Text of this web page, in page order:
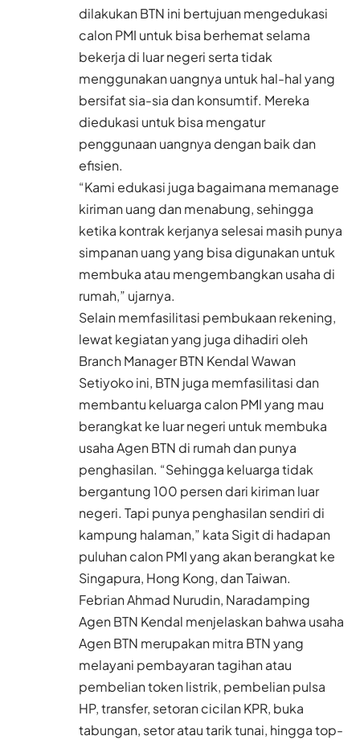
dilakukan BTN ini bertujuan mengedukasi
calon PMI untuk bisa berhemat selama
bekerja di luar negeri serta tidak
menggunakan uangnya untuk hal-hal yang
bersifat sia-sia dan konsumtif. Mereka
diedukasi untuk bisa mengatur
penggunaan uangnya dengan baik dan
efisien.
“Kami edukasi juga bagaimana memanage
kiriman uang dan menabung, sehingga
ketika kontrak kerjanya selesai masih punya
simpanan uang yang bisa digunakan untuk
membuka atau mengembangkan usaha di
rumah,” ujarnya.
Selain memfasilitasi pembukaan rekening,
lewat kegiatan yang juga dihadiri oleh
Branch Manager BTN Kendal Wawan
Setiyoko ini, BTN juga memfasilitasi dan
membantu keluarga calon PMI yang mau
berangkat ke luar negeri untuk membuka
usaha Agen BTN di rumah dan punya
penghasilan. “Sehingga keluarga tidak
bergantung 100 persen dari kiriman luar
negeri. Tapi punya penghasilan sendiri di
kampung halaman,” kata Sigit di hadapan
puluhan calon PMI yang akan berangkat ke
Singapura, Hong Kong, dan Taiwan.
Febrian Ahmad Nurudin, Naradamping
Agen BTN Kendal menjelaskan bahwa usaha
Agen BTN merupakan mitra BTN yang
melayani pembayaran tagihan atau
pembelian token listrik, pembelian pulsa
HP, transfer, setoran cicilan KPR, buka
tabungan, setor atau tarik tunai, hingga top-